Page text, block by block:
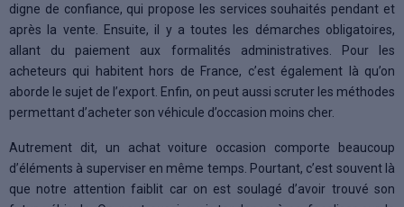
digne de confiance, qui propose les services souhaités pendant et
après la vente. Ensuite, il y a toutes les démarches obligatoires,
allant du paiement aux formalités administratives. Pour les
acheteurs qui habitent hors de France, c’est également là qu’on
aborde le sujet de l’export. Enfin, on peut aussi scruter les méthodes
permettant d’acheter son véhicule d’occasion moins cher.
Autrement dit, un achat voiture occasion comporte beaucoup
d’éléments à superviser en même temps. Pourtant, c’est souvent là
que notre attention faiblit car on est soulagé d’avoir trouvé son